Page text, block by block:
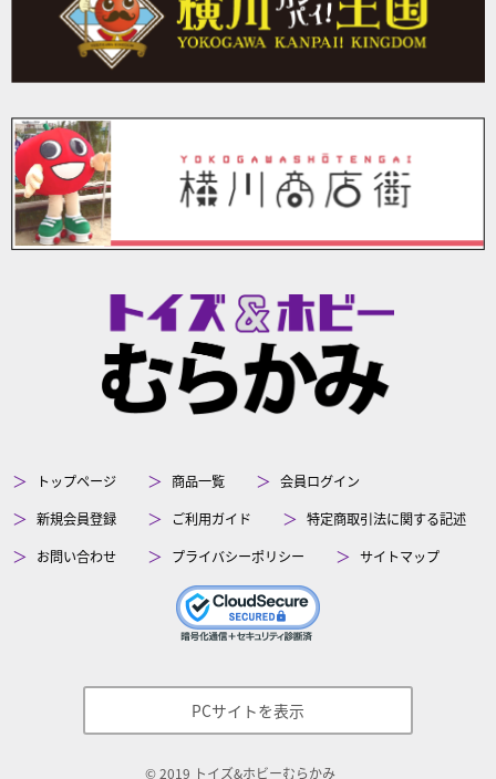
トップページ 商品一覧
会員ログイン
新規会員登録
ご利用ガイド
特定商取引法に関する記述
お問い合わせ
プライバシーポリシー サイトマップ
PCサイトを表示
©2019 トイズ&ホビーむらかみ